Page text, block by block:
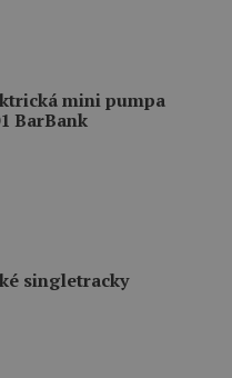
mini pumpa
BarBank
singletracky